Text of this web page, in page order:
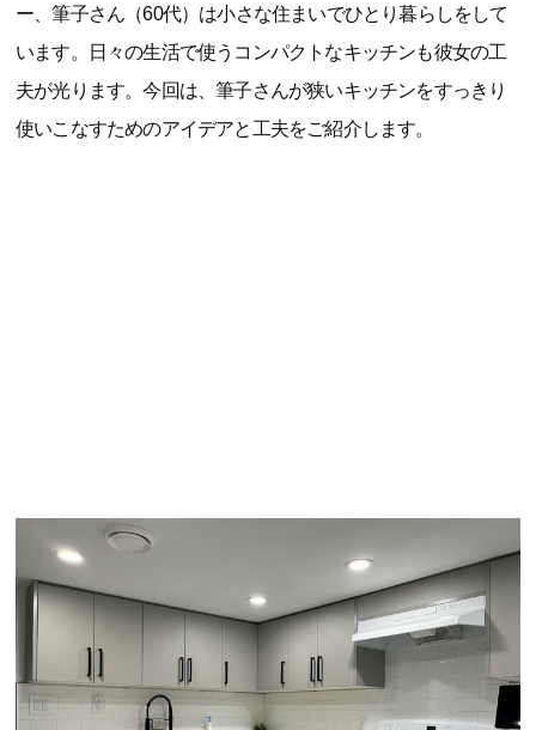
ー、筆子さん（60代）は小さな住まいでひとり暮らしをして
います。日々の生活で使うコンパクトなキッチンも彼女の工
夫が光ります。今回は、筆子さんが狭いキッチンをすっきり
使いこなすためのアイデアと工夫をご紹介します。